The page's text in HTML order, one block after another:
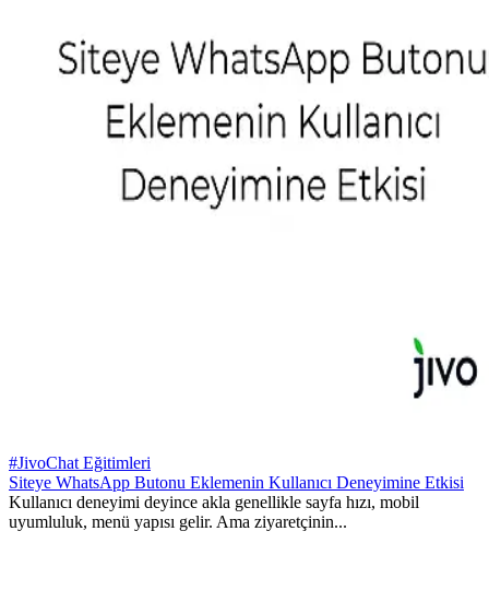
#JivoChat Eğitimleri
Siteye WhatsApp Butonu Eklemenin Kullanıcı Deneyimine Etkisi
Kullanıcı deneyimi deyince akla genellikle sayfa hızı, mobil
uyumluluk, menü yapısı gelir. Ama ziyaretçinin...